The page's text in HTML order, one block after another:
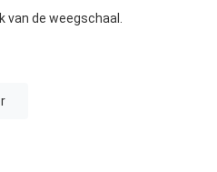
de weegschaal.